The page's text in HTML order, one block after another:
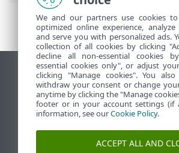
Wyświetl witrynę
komputerów
End of Life
Baza wiedzy ESET
Forum ESET
We and our partners use cookies
optimized online experience,
and serve you with personalized ads.
collection of all cookies by clicking
decline all non-essential cookies
essential cookies only", or adjust
clicking "Manage cookies". You
withdraw your consent or change
anytime by clicking the "Manage
footer or in your account settings (if
information, see ourCookie Policy.
ACCEPT ALL AND